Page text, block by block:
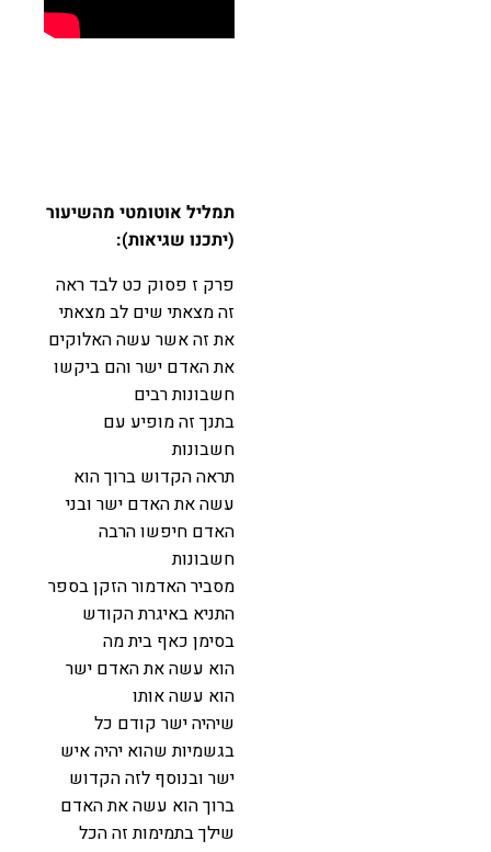
תמליל אוטומטי מהשיעור
(יתכנו שגיאות):
פרק ז פסוק כט לבד ראה
זה מצאתי שים לב מצאתי
את זה אשר עשה האלוקים
את האדם ישר והם ביקשו
חשבונות רבים
בתנך זה מופיע עם
חשבונות
תראה הקדוש ברוך הוא
עשה את האדם ישר ובני
האדם חיפשו הרבה
חשבונות
מסביר האדמור הזקן בספר
התניא באיגרת הקודש
בסימן כאף בית מה
הוא עשה את האדם ישר
הוא עשה אותו
שיהיה ישר קודם כל
בגשמיות שהוא יהיה איש
ישר ובנוסף לזה הקדוש
ברוך הוא עשה את האדם
שילך בתמימות זה הכל